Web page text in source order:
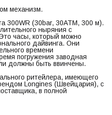
механизм.
300WR (30bar, 30ATM, 300 м).
ныряния с
часы, который можно
дайвинга. Они
времени
погружения заводная
должны быть ввинчены.
ритейлера, имеющего
Longines (Швейцария), с
в полной